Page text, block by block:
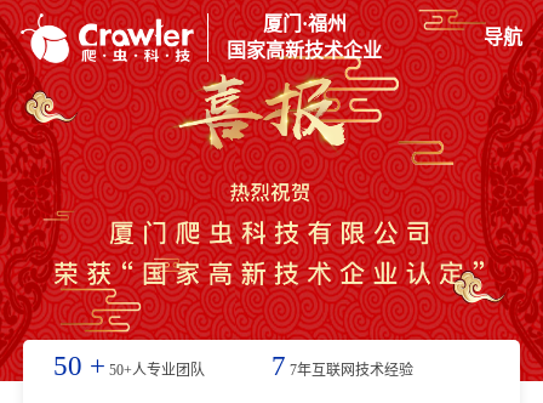
厦门·福州
国家高新技术企业
导航
50 + 50+人专业团队 7 7年互联网技术经验